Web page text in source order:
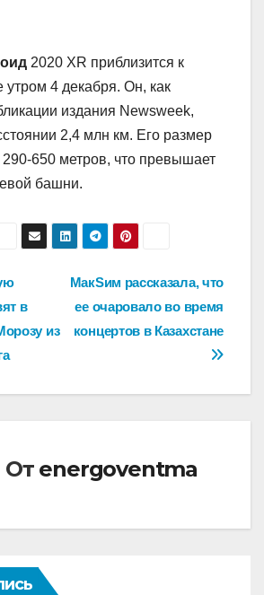
2020 XR приблизится к
утром 4 декабря. Он, как
издания Newsweek,
2,4 млн км. Его размер
290-650 метров, что превышает
башни.
МакSим рассказала, что
ее очаровало во время
концертов в Казахстане
в
из
От energoventma